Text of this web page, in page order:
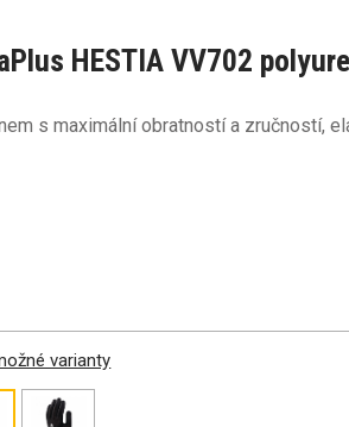
HESTIA VV702
s maximální obratností a zručností,
varianty